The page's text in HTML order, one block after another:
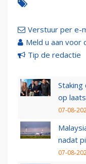
Verstuur per e-
Meld u aan voor
Tip de redactie
Staking
op
07-08-
nadat
07-08-